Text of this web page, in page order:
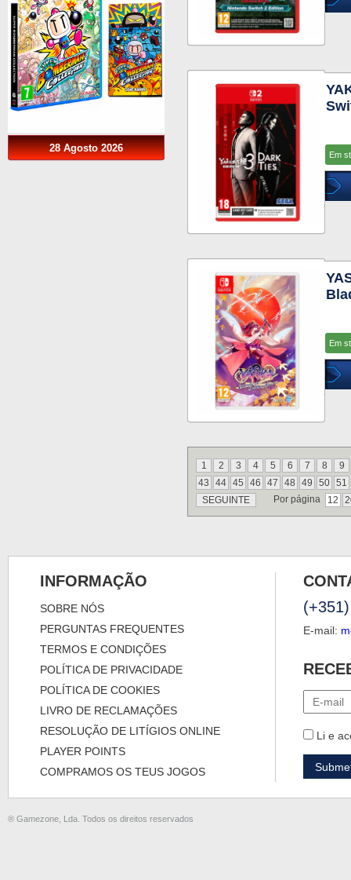
28 Agosto 2026
Em
Em
1 2 3 4 5 6 7 8
9
43
44 45 46 47 48 49 50 51
SEGUINTE
Por página 12
INFORMAÇÃO
SOBRE NÓS
PERGUNTAS FREQUENTES
TERMOS E CONDIÇÕES
POLÍTICA DE PRIVACIDADE
POLÍTICA DE COOKIES
LIVRO DE RECLAMAÇÕES
RESOLUÇÃO DE LITÍGIOS ONLINE
PLAYER POINTS
COMPRAMOS OS TEUS JOGOS
E-mail:
Li e
® Gamezone, Lda. Todos os direitos reservados